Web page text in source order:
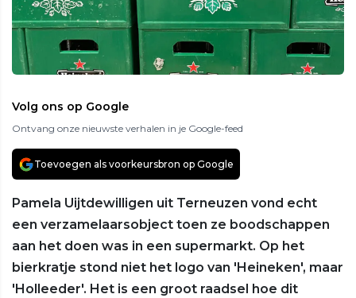
Volg ons op Google
Ontvang onze nieuwste verhalen in je Google-feed
Toevoegen als voorkeursbron op Google
Pamela Uijtdewilligen uit Terneuzen vond echt
een verzamelaarsobject toen ze boodschappen
aan het doen was in een supermarkt. Op het
bierkratje stond niet het logo van 'Heineken', maar
'Holleeder'. Het is een groot raadsel hoe dit